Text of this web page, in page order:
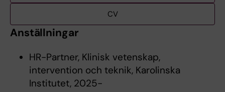
CV
Anställningar
HR-Partner, Klinisk vetenskap,
intervention och teknik, Karolinska
Institutet, 2025-